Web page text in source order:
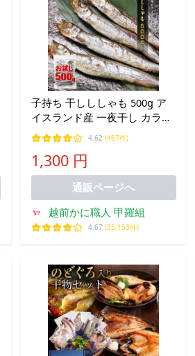
子持ち 干しししゃも 500g ア
イスランド産 一夜干し カラフ
トシシャモ 樺太 からふと 朝食
ご飯のお供 爆買
4.62 (467件)
1,300 円
通販ページへ
越前かに職人 甲羅組
4.67 (35,153件)